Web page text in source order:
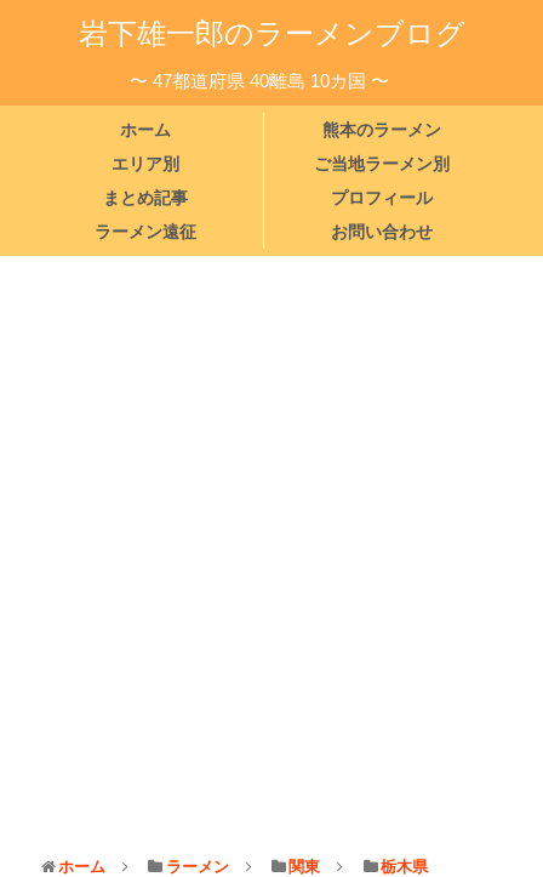
岩下雄一郎のラーメンブログ
〜 47都道府県 40離島 10カ国 〜
ホーム
熊本のラーメン
エリア別
ご当地ラーメン別
まとめ記事
プロフィール
ラーメン遠征
お問い合わせ
ホーム ラーメン 関東 栃木県